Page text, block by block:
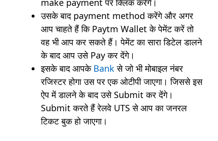
make payment पर क्लिक करेंगे।
उसके बाद payment method करेंगे और अगर
आप चाहते हैं कि Paytm Wallet के पेमेंट करें तो
वह भी आप कर सकते हैं। पेमेंट का सारा डिटेल डालने
के बाद आप उसे Pay कर देंगे।
इसके बाद आपके Bankसे जो भी मोबाइल नंबर
रजिस्टर होगा उस पर एक ओटीपी जाएगा। जिससे इस
ऐप में डालने के बाद उसे Submit कर देंगे।
Submit करते हैं रेलवे UTS से आप का जनरल
टिकट बुक हो जाएगा।